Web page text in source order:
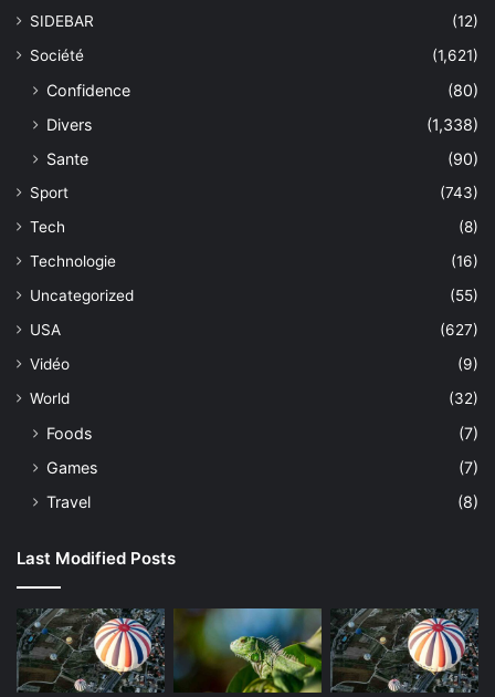
SIDEBAR
(12)
Société
(1,621)
Confidence
(80)
Divers
(1,338)
Sante
(90)
Sport
(743)
Tech
(8)
Technologie
(16)
Uncategorized
(55)
USA
(627)
Vidéo
(9)
World
(32)
Foods
(7)
Games
(7)
Travel
(8)
Last Modified Posts